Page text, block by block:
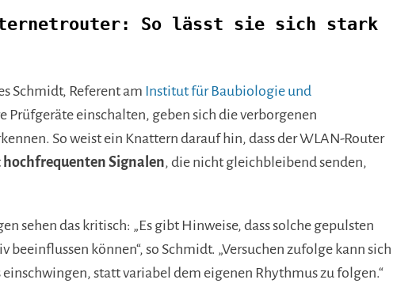
So lässt sie sich stark
Schmidt, Referent am Institut für Baubiologie und
Prüf­geräte einschalten, geben sich die verborgenen
So weist ein Knattern darauf hin, dass der WLAN-Router
hochfrequenten Signalen, die nicht gleichbleibend senden,
sehen das kritisch: „Es gibt Hinweise, dass solche gepulsten
können“, so Schmidt. „Versuchen zufolge kann sich
einschwingen, statt variabel dem eigenen Rhythmus zu folgen.“